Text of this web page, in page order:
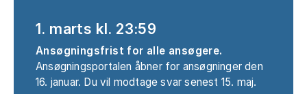
1. marts kl. 23:59
Ansøgningsfrist for alle ansøgere.
Ansøgningsportalen åbner for ansøgninger den
16. januar. Du vil modtage svar senest 15. maj.